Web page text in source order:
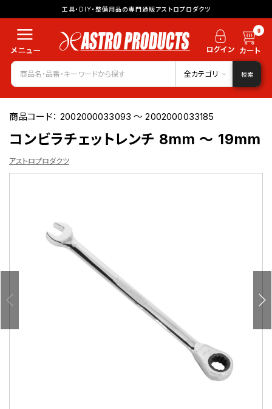
工具・DIY・整備用品の専門通販アストロプロダクツ
0
全カテゴリ 検索
商品コード：2002000033093 ～ 2002000033185
コンビラチェットレンチ 8mm ～ 19mm
アストロプロダクツ